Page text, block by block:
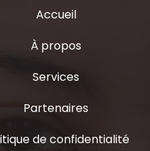
Accueil
À propos
Services
Partenaires
de confidentialité